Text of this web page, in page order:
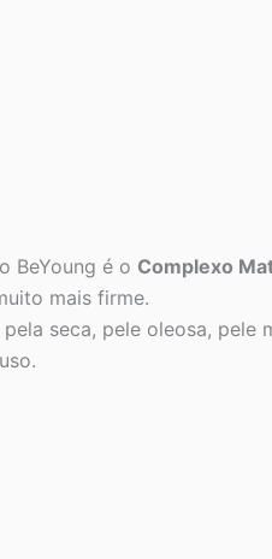
BeYoung é o Complexo
mais firme.
seca, pele oleosa, pele